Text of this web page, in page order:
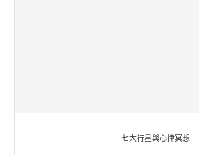
七大行星與心律冥想